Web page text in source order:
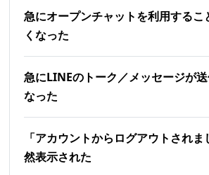
急にオープンチャットを利用するこ
くなった
急にLINEのトーク／メッセージが送
なった
「アカウントからログアウトされ
然表示された